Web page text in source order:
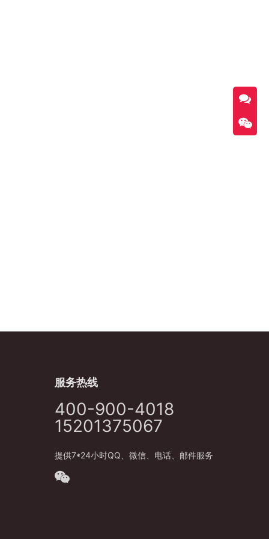
服务热线
400-900-4018
15201375067
提供7*24小时QQ、微信、电话、邮件服务